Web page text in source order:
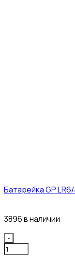
Батарейка GP
3896 в наличии
Quantity
-